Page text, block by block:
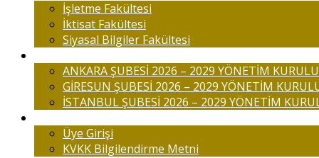
İşletme Fakültesi
İktisat Fakültesi
Siyasal Bilgiler Fakültesi
ANKARA ŞUBESİ 2026 – 2029 YÖNETİM KURULU
GİRESUN ŞUBESİ 2026 – 2029 YÖNETİM
İSTANBUL ŞUBESİ 2026 – 2029 YÖNETİM
Üye Girişi
KVKK Bilgilendirme Metni